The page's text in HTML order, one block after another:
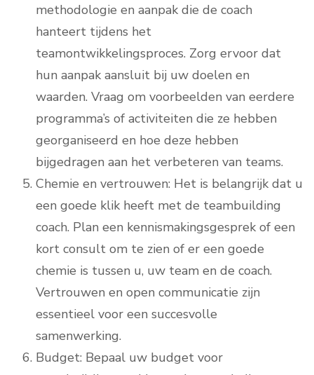
methodologie en aanpak die de coach
hanteert tijdens het
teamontwikkelingsproces. Zorg ervoor dat
hun aanpak aansluit bij uw doelen en
waarden. Vraag om voorbeelden van eerdere
programma’s of activiteiten die ze hebben
georganiseerd en hoe deze hebben
bijgedragen aan het verbeteren van teams.
Chemie en vertrouwen: Het is belangrijk dat u
een goede klik heeft met de teambuilding
coach. Plan een kennismakingsgesprek of een
kort consult om te zien of er een goede
chemie is tussen u, uw team en de coach.
Vertrouwen en open communicatie zijn
essentieel voor een succesvolle
samenwerking.
Budget: Bepaal uw budget voor